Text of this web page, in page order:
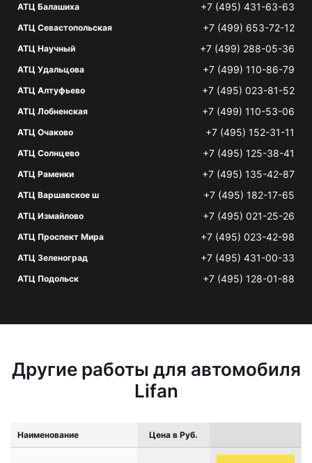
АТЦ Балашиха +7 (495) 431-63-63
АТЦ Севастопольская +7 (499) 653-72-12
АТЦ Научный +7 (499) 288-05-36
АТЦ Удальцова +7 (499) 110-86-79
АТЦ Алтуфьево +7 (495) 023-81-52
АТЦ Лобненская +7 (499) 110-53-06
АТЦ Очаково +7 (495) 152-31-11
АТЦ Солнцево +7 (495) 125-38-41
АТЦ Раменки +7 (495) 135-42-87
АТЦ Варшавское ш +7 (495) 182-17-65
АТЦ Измайлово +7 (495) 021-25-26
АТЦ Проспект Мира +7 (495) 023-42-98
АТЦ Зеленоград +7 (495) 431-00-33
АТЦ Подольск +7 (495) 128-01-88
Другие работы для автомобиля
Lifan
Наименование Цена в Руб.